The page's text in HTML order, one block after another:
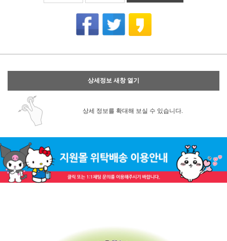
상세정보 새창 열기
상세 정보를 확대해 보실 수 있습니다.